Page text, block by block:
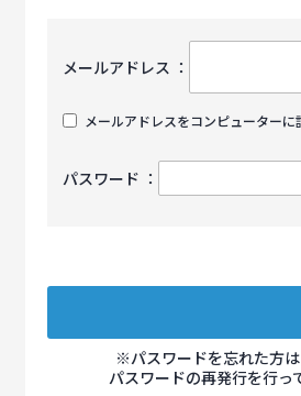
メールアドレス ：
メールアドレスをコンピューターに
パスワード ：
※パスワードを忘れた方は
パスワードの再発行を行っ